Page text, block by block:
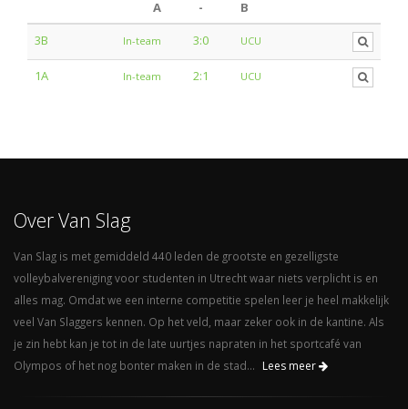
A -
B
3B
In-team 3:0 UCU
1A In-team 2:1 UCU
Over Van Slag
Van Slag is met gemiddeld 440 leden de grootste en gezelligste
volleybalvereniging voor studenten in Utrecht waar niets verplicht is en
alles mag. Omdat we een interne competitie spelen leer je heel makkelijk
veel Van Slaggers kennen. Op het veld, maar zeker ook in de kantine. Als
je zin hebt kan je tot in de late uurtjes napraten in het sportcafé van
Olympos of het nog bonter maken in de stad...
Lees meer